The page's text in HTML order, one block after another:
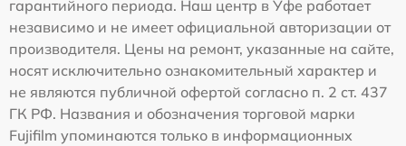
гарантийного периода. Наш центр в Уфе работает
независимо и не имеет официальной авторизации от
производителя. Цены на ремонт, указанные на сайте,
носят исключительно ознакомительный характер и
не являются публичной офертой согласно п. 2 ст. 437
ГК РФ. Названия и обозначения торговой марки
Fujifilm упоминаются только в информационных